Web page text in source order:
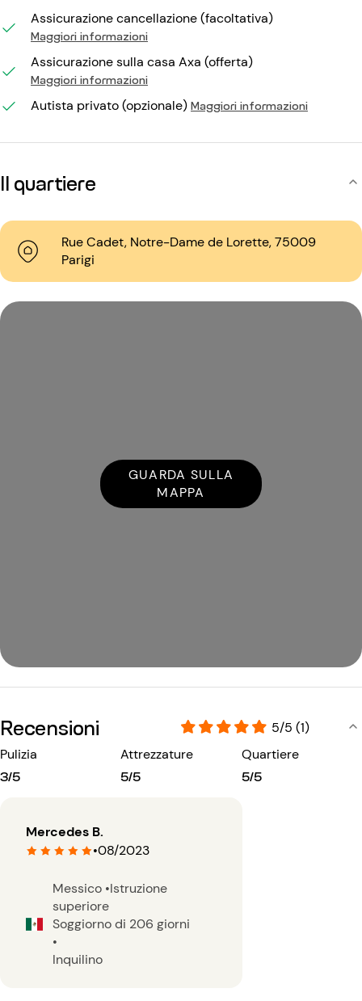
Assicurazione cancellazione (facoltativa)
Maggiori informazioni
Assicurazione sulla casa Axa (offerta)
Maggiori informazioni
Autista privato (opzionale) Maggiori informazioni
Il quartiere
Rue Cadet, Notre-Dame de Lorette, 75009
Parigi
GUARDA SULLA
MAPPA
Recensioni
5/5 (1)
Pulizia
3/5
Attrezzature
5/5
Quartiere
5/5
Mercedes B.
•08/2023
Messico •Istruzione
superiore
Soggiorno di 206 giorni
•
Inquilino